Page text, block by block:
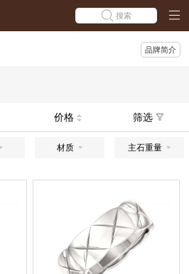
搜索
品牌简介
价格 筛选
材质 主石重量